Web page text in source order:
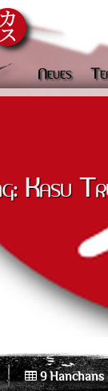
Neues
Kasu
9 Hanchans